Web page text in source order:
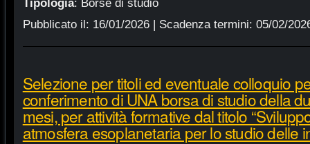
Tipologia: Borse di studio
Pubblicato il: 16/01/2026| Scadenza termini: 05/02/
Selezione per titoli ed eventuale colloquio
conferimento di UNA borsa di studio della
mesi, per attività formative dal titolo
atmosfera esoplanetaria per lo studio delle